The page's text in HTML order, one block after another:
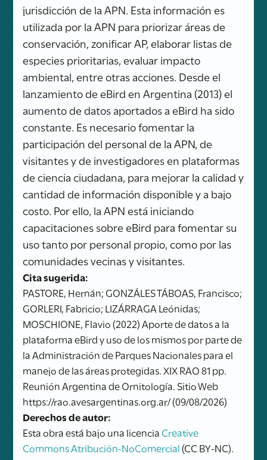
jurisdicción de la APN. Esta información es
utilizada por la APN para priorizar áreas de
conservación, zonificar AP, elaborar listas de
especies prioritarias, evaluar impacto
ambiental, entre otras acciones. Desde el
lanzamiento de eBird en Argentina (2013) el
aumento de datos aportados a eBird ha sido
constante. Es necesario fomentar la
participación del personal de la APN, de
visitantes y de investigadores en plataformas
de ciencia ciudadana, para mejorar la calidad y
cantidad de información disponible y a bajo
costo. Por ello, la APN está iniciando
capacitaciones sobre eBird para fomentar su
uso tanto por personal propio, como por las
comunidades vecinas y visitantes.
Cita sugerida:
PASTORE, Hernán; GONZÁLES TÁBOAS, Francisco;
GORLERI, Fabricio; LIZÁRRAGA Leónidas;
MOSCHIONE, Flavio (2022) Aporte de datos a la
plataforma eBird y uso de los mismos por parte de
la Administración de Parques Nacionales para el
manejo de las áreas protegidas. XIX RAO 81 pp.
Reunión Argentina de Ornitología. Sitio Web
https://rao.avesargentinas.org.ar/ (09/08/2026)
Derechos de autor:
Esta obra está bajo una licencia Creative
Commons Atribución-NoComercial(CC BY-NC).